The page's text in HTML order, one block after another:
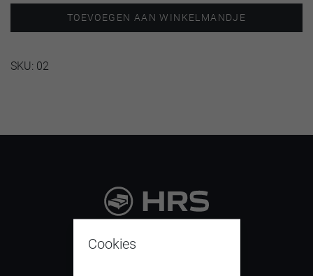
TOEVOEGEN AAN WINKELMANDJE
SKU: 02
Cookies